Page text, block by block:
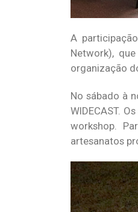
A
Network),
organização
No sábado à
WIDECAST.
workshop.
artesanatos